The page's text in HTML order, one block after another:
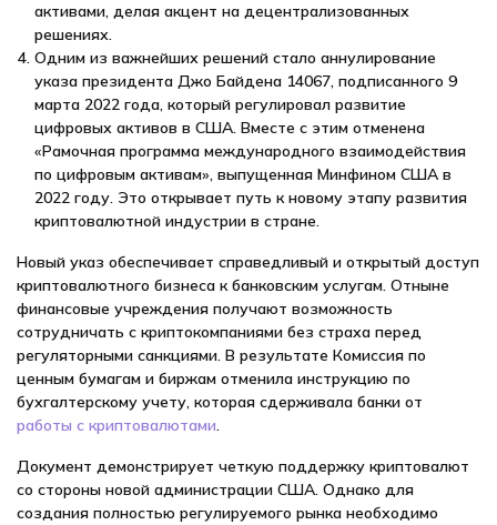
активами, делая акцент на децентрализованных
решениях.
Одним из важнейших решений стало аннулирование
указа президента Джо Байдена 14067, подписанного 9
марта 2022 года, который регулировал развитие
цифровых активов в США. Вместе с этим отменена
«Рамочная программа международного взаимодействия
по цифровым активам», выпущенная Минфином США в
2022 году. Это открывает путь к новому этапу развития
криптовалютной индустрии в стране.
Новый указ обеспечивает справедливый и открытый доступ
криптовалютного бизнеса к банковским услугам. Отныне
финансовые учреждения получают возможность
сотрудничать с криптокомпаниями без страха перед
регуляторными санкциями. В результате Комиссия по
ценным бумагам и биржам отменила инструкцию по
бухгалтерскому учету, которая сдерживала банки от
работы с криптовалютами.
Документ демонстрирует четкую поддержку криптовалют
со стороны новой администрации США. Однако для
создания полностью регулируемого рынка необходимо